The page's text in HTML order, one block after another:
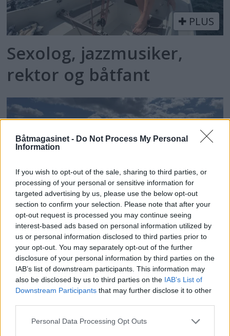
Båtmagasinet - Do Not Process My Personal
Information
If you wish to opt-out of the sale, sharing to third parties, or
processing of your personal or sensitive information for
targeted advertising by us, please use the below opt-out
section to confirm your selection. Please note that after your
opt-out request is processed you may continue seeing
interest-based ads based on personal information utilized by
us or personal information disclosed to third parties prior to
your opt-out. You may separately opt-out of the further
disclosure of your personal information by third parties on the
IAB’s list of downstream participants. This information may
also be disclosed by us to third parties on the IAB’s List of
Downstream Participants that may further disclose it to other
Personal Data Processing Opt Outs
PLUS
Sexolog, jazzmusiker,
rektor og båtfant
PLUS
Motorbåtdefilering i Risør